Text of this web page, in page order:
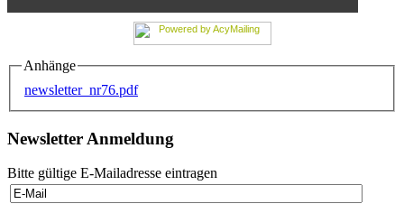
Anhänge
newsletter_nr76.pdf
Newsletter Anmeldung
Bitte gültige E-Mailadresse eintragen